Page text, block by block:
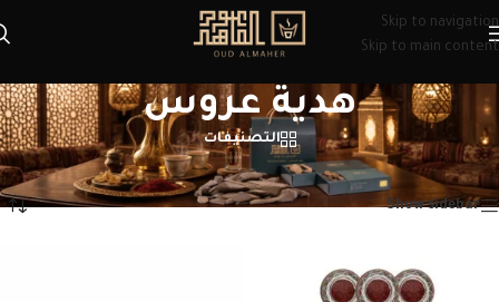
Skip to navigation
Skip to main content
هدية عروس
التصنيفات
الرئيسية/منتجات تحت الوسم “هدية عروس” عرض ⁦4⁩ من كل النتائج
Show sidebar